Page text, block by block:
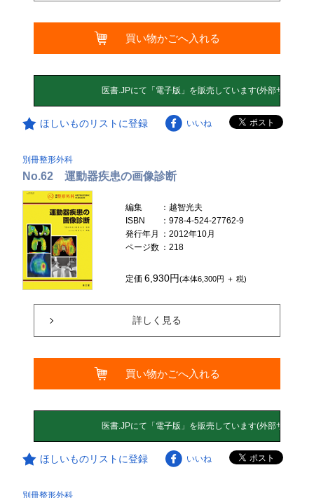
買い物かごへ入れる
ほしいものリストに登録 いいね
別冊整形外科
No.62 運動器疾患の画像診断
編集
：越智光夫
ISBN
：978-4-524-27762-9
発行年月
：2012年10月
ページ数 ：218
定価6,930円(本体6,300円 ＋ 税)
詳しく見る
買い物かごへ入れる
ほしいものリストに登録 いいね
別冊整形外科